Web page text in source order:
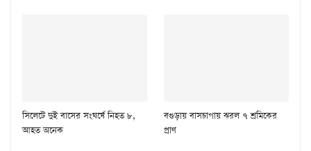
সিলেটে দুই বাসের সংঘর্ষে নিহত ৮,
আহত অনেক
বগুড়ায় বাসচাপায় ঝরল ৭ শ্রমিকের
প্রাণ